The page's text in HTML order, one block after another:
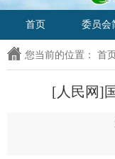
首页 委员会
您当前的位置： 首页
[人民网]